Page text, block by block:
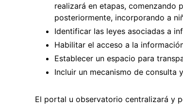
realizará en etapas, comenzando
posteriormente, incorporando a
Identificar las leyes asociadas a
Habilitar el acceso a la
Establecer un espacio para
Incluir un mecanismo de consulta
El portal u observatorio centralizará y